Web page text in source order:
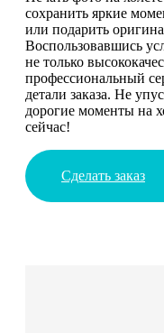
сохранить яркие
или подарить
Воспользовавшись
не только
профессиональный
детали заказа. Не
дорогие моменты на
сейчас!
Сделать заказ